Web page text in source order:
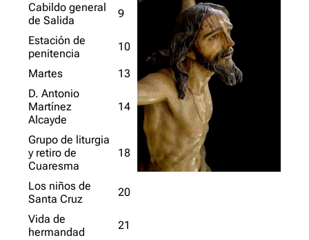
Cabildo general
de Salida
9
Estación de
penitencia
10
Martes
13
D. Antonio
Martínez
Alcayde
14
Grupo de liturgia
y retiro de
Cuaresma
18
Los niños de
Santa Cruz
20
Vida de
hermandad
21